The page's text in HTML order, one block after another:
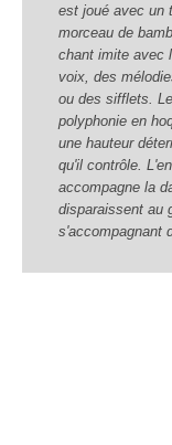
est joué avec un
morceau de
chant imite avec
voix, des
ou des sifflets.
polyphonie en
une hauteur
qu'il contrôle.
accompagne la
disparaissent au
s'accompagnant